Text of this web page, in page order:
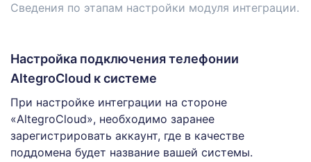
Сведения по этапам настройки модуля интеграции.
Настройка подключения телефонии
AltegroCloud к системе
При настройке интеграции на стороне
«AltegroCloud», необходимо заранее
зарегистрировать аккаунт, где в качестве
поддомена будет название вашей системы.